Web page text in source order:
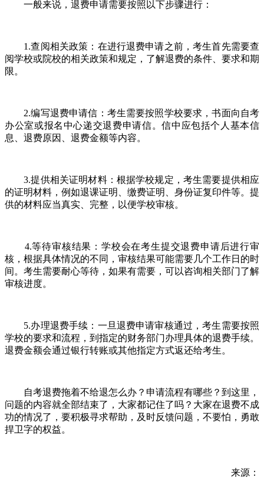
一般来说，退费申请需要按照以下步骤进行：
1.查阅相关政策：在进行退费申请之前，考生首先需要查
阅学校或院校的相关政策和规定，了解退费的条件、要求和期
限。
2.编写退费申请信：考生需要按照学校要求，书面向自考
办公室或报名中心递交退费申请信。信中应包括个人基本信
息、退费原因、退费金额等内容。
3.提供相关证明材料：根据学校规定，考生需要提供相应
的证明材料，例如退课证明、缴费证明、身份证复印件等。提
供的材料应当真实、完整，以便学校审核。
4.等待审核结果：学校会在考生提交退费申请后进行审
核，根据具体情况的不同，审核结果可能需要几个工作日的时
间。考生需要耐心等待，如果有需要，可以咨询相关部门了解
审核进度。
5.办理退费手续：一旦退费申请审核通过，考生需要按照
学校的要求和流程，到指定的财务部门办理具体的退费手续。
退费金额会通过银行转账或其他指定方式返还给考生。
自考退费拖着不给退怎么办？申请流程有哪些？到这里，
问题的内容就全部结束了，大家都记住了吗？大家在退费不成
功的情况了，要积极寻求帮助，及时反馈问题，不要怕，勇敢
捍卫字的权益。
来源：